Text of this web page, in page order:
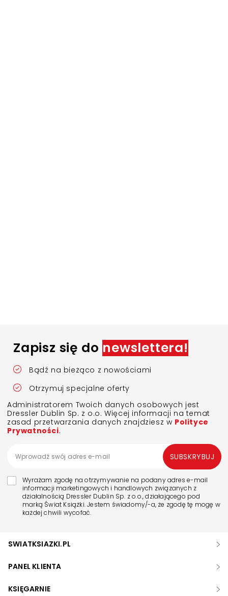
Zapisz się do newslettera!
Bądź na bieżąco z nowościami
Otrzymuj specjalne oferty
Administratorem Twoich danych osobowych jest
Dressler Dublin Sp. z o.o. Więcej informacji na temat
zasad przetwarzania danych znajdziesz w Polityce
Prywatności.
Wyrażam zgodę na otrzymywanie na podany adres e-mail
informacji marketingowych i handlowych związanych z
działalnością Dressler Dublin Sp. z o.o., działającego pod
marką Świat Książki. Jestem świadomy/-a, że zgodę tę mogę w
każdej chwili wycofać.
SUBSKRYBUJ
SWIATKSIAZKI.PL
PANEL KLIENTA
KSIĘGARNIE